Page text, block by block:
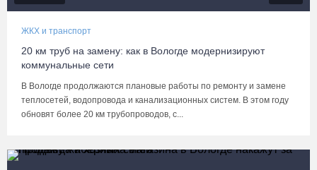
ЖКХ и транспорт
20 км труб на замену: как в Вологде модернизируют
коммунальные сети
В Вологде продолжаются плановые работы по ремонту и замене
теплосетей, водопровода и канализационных систем. В этом году
обновят более 20 км трубопроводов, с...